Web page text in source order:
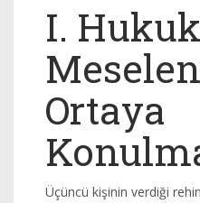
I.
Ortaya
Üçüncü kişinin verdiği